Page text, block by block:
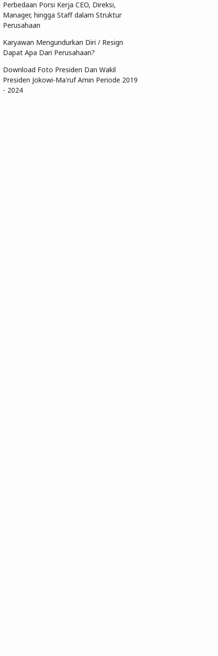
Perbedaan Porsi Kerja CEO, Direksi,
Manager, hingga Staff dalam Struktur
Perusahaan
Karyawan Mengundurkan Diri / Resign
Dapat Apa Dari Perusahaan?
Download Foto Presiden Dan Wakil
Presiden Jokowi-Ma'ruf Amin Periode 2019
- 2024